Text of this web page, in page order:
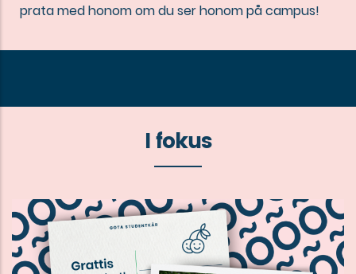
prata med honom om du ser honom på campus!
I fokus